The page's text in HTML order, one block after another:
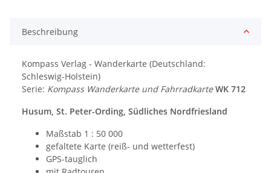
Beschreibung
Kompass Verlag - Wanderkarte (Deutschland:
Schleswig-Holstein)
Serie: Kompass Wanderkarte und Fahrradkarte WK 712
Husum, St. Peter-Ording, Südliches Nordfriesland
Maßstab 1 : 50 000
gefaltete Karte (reiß- und wetterfest)
GPS-tauglich